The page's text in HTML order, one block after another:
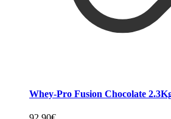
Whey-Pro Fusion Chocolate